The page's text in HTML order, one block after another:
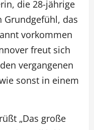
die 28-jährige
Grundgefühl, das
vorkommen
freut sich
vergangenen
sonst in einem
„Das große